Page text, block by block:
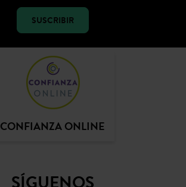
SUSCRIBIR
CONFIANZA ONLINE